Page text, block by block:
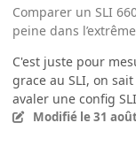
Comparer un SLI
peine dans
C'est juste pour
grace au SLI, on
avaler une config
Modifié le 31